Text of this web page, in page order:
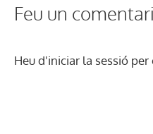
Feu un comentari
Heu d'iniciar la sessió per